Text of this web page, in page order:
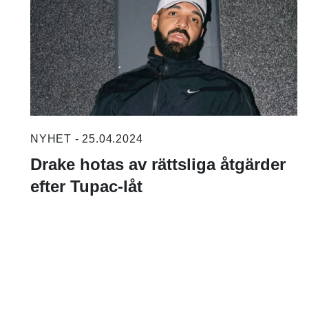
NYHET - 25.04.2024
Drake hotas av rättsliga åtgärder
efter Tupac-låt